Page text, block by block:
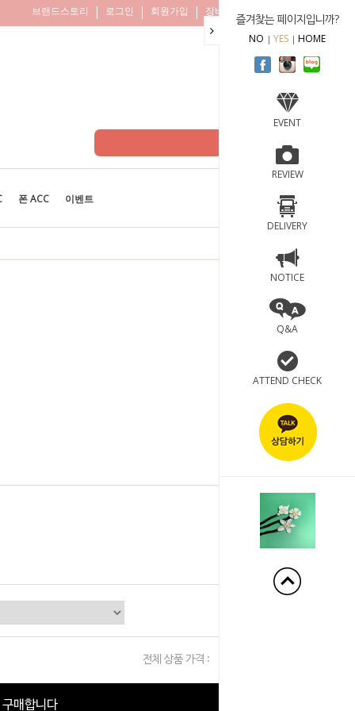
즐겨찾는 페이지입니까?
NO YES HOME
EVENT
REVIEW
DELIVERY
NOTICE
Q&A
ATTEND CHECK
브랜드스토리 로그인 회원가입 장바구니
폰 ACC 이벤트
전체 상품 가격 :
구매합니다